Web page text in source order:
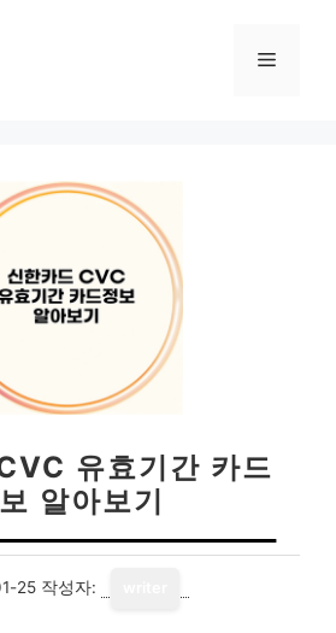
메
유효기간 카드
알아보기
25 작성자: